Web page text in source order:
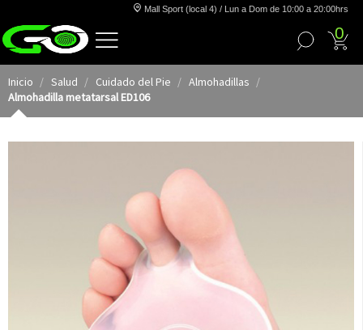
Mall Sport (local 4) / Lun a Dom de 10:00 a 20:00hrs
0
Inicio Salud Cuidado del Pie
Almohadillas
Almohadilla metatarsal ED106